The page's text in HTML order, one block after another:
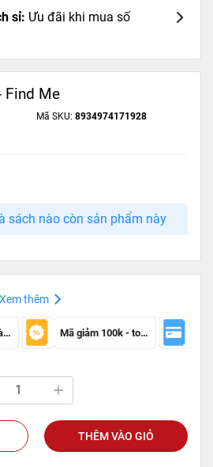
sỉ: Ưu đãi khi mua số
Find Me
Mã SKU: 8934974171928
sách nào còn sản phẩm này
Xem thêm
Mã giảm 50k - toàn sàn Mã giảm 100k - toàn sàn
THÊM VÀO GIỎ